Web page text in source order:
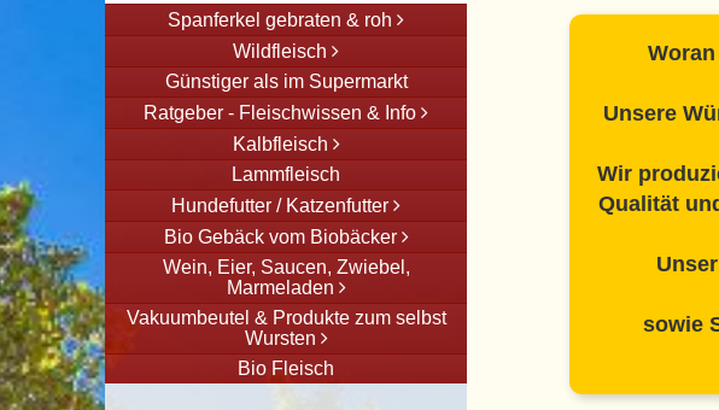
Spanferkel gebraten & roh
Wildfleisch
Günstiger als im Supermarkt
Ratgeber - Fleischwissen & Info
Kalbfleisch
Lammfleisch
Hundefutter / Katzenfutter
Bio Gebäck vom Biobäcker
Wein, Eier, Saucen, Zwiebel,
Marmeladen
Vakuumbeutel & Produkte zum selbst
Wursten
Bio Fleisch
Unsere
Wir
Qualität
sowie